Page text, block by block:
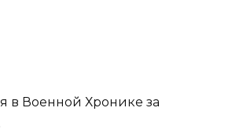
в Военной Хронике за